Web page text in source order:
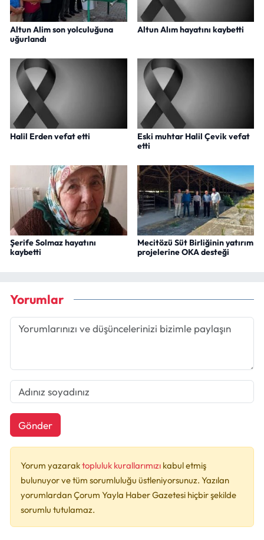
Altun Alim son yolculuğuna
uğurlandı
Altun Alım hayatını kaybetti
Halil Erden vefat etti
Eski muhtar Halil Çevik vefat
etti
Şerife Solmaz hayatını
kaybetti
Mecitözü Süt Birliğinin yatırım
projelerine OKA desteği
Yorumlar
Gönder
Yorum yazaraktopluluk kurallarımızı kabul etmiş
bulunuyor ve tüm sorumluluğu üstleniyorsunuz. Yazılan
yorumlardan Çorum Yayla Haber Gazetesi hiçbir şekilde
sorumlu tutulamaz.